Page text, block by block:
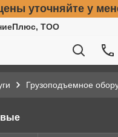
уточняйте у
ТОО
Грузоподъемное